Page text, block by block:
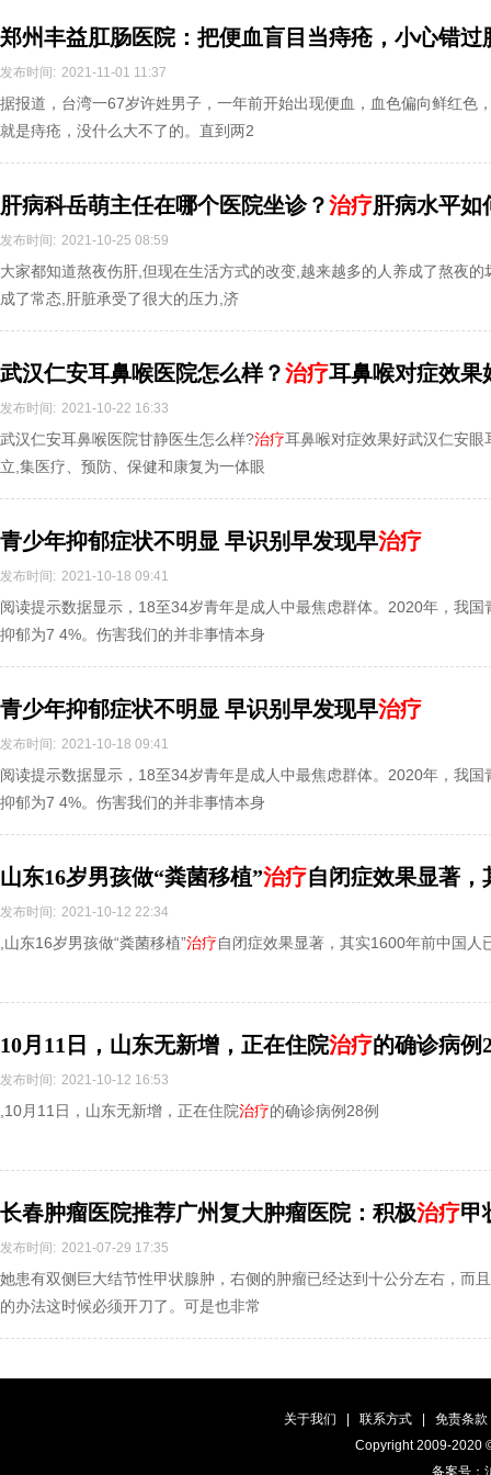
郑州丰益肛肠医院：把便血盲目当痔疮，小心错过
发布时间: 2021-11-01 11:37
据报道，台湾一67岁许姓男子，一年前开始出现便血，血色偏向鲜红色
就是痔疮，没什么大不了的。直到两2
肝病科岳萌主任在哪个医院坐诊？治疗肝病水平如
发布时间: 2021-10-25 08:59
大家都知道熬夜伤肝,但现在生活方式的改变,越来越多的人养成了熬夜
成了常态,肝脏承受了很大的压力,济
武汉仁安耳鼻喉医院怎么样？治疗耳鼻喉对症效果
发布时间: 2021-10-22 16:33
武汉仁安耳鼻喉医院甘静医生怎么样?治疗耳鼻喉对症效果好武汉仁安
立,集医疗、预防、保健和康复为一体眼
青少年抑郁症状不明显 早识别早发现早治疗
发布时间: 2021-10-18 09:41
阅读提示数据显示，18至34岁青年是成人中最焦虑群体。2020年，我
抑郁为7 4%。伤害我们的并非事情本身
青少年抑郁症状不明显 早识别早发现早治疗
发布时间: 2021-10-18 09:41
阅读提示数据显示，18至34岁青年是成人中最焦虑群体。2020年，我
抑郁为7 4%。伤害我们的并非事情本身
山东16岁男孩做“粪菌移植”治疗自闭症效果显著，
对“粪菌”有研究
发布时间: 2021-10-12 22:34
,山东16岁男孩做“粪菌移植”治疗自闭症效果显著，其实1600年前中国人
10月11日，山东无新增，正在住院治疗的确诊病例
发布时间: 2021-10-12 16:53
,10月11日，山东无新增，正在住院治疗的确诊病例28例
长春肿瘤医院推荐广州复大肿瘤医院：积极治疗甲
发布时间: 2021-07-29 17:35
她患有双侧巨大结节性甲状腺肿，右侧的肿瘤已经达到十公分左右，而
的办法这时候必须开刀了。可是也非常
关于我们 联系方式
免责条款
Copyright 2009-2020
备案号：